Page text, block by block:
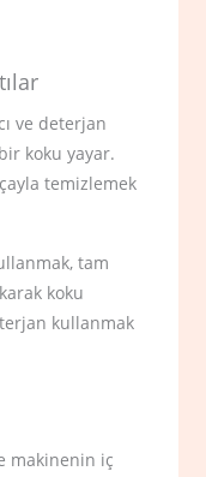
ve deterjan
koku yayar.
temizlemek
tam
koku
kullanmak
makinenin iç